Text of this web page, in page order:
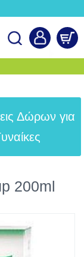
Δώρων για
200ml